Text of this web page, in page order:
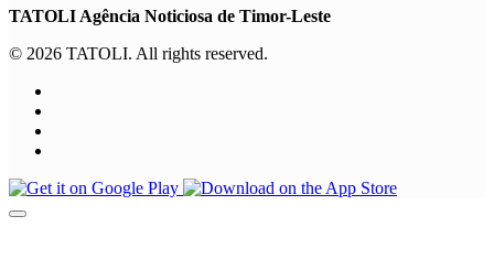
TATOLI Agência Noticiosa de Timor-Leste
© 2026 TATOLI. All rights reserved.